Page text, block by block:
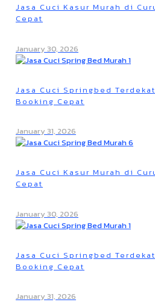
Jasa Cuci Kasur Murah di
Cepat
January 30, 2026
Jasa Cuci Springbed
Booking Cepat
January 31, 2026
Jasa Cuci Kasur Murah di
Cepat
January 30, 2026
Jasa Cuci Springbed
Booking Cepat
January 31, 2026